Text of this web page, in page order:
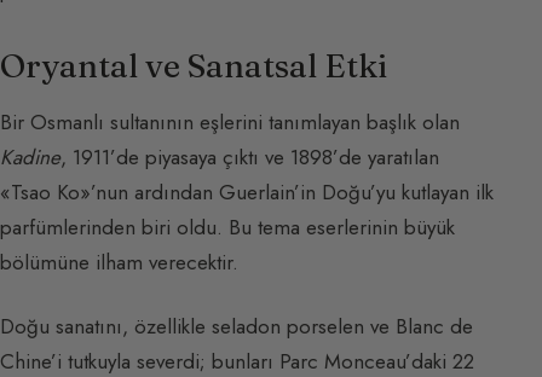
Oryantal ve Sanatsal Etki
Bir Osmanlı sultanının eşlerini tanımlayan başlık olan
Kadine, 1911’de piyasaya çıktı ve 1898’de yaratılan
«Tsao Ko»’nun ardından Guerlain’in Doğu’yu kutlayan ilk
parfümlerinden biri oldu. Bu tema eserlerinin büyük
bölümüne ilham verecektir.
Doğu sanatını, özellikle seladon porselen ve Blanc de
Chine’i tutkuyla severdi; bunları Parc Monceau’daki 22